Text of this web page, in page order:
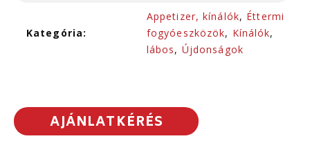
Kategória:
Appetizer, kínálók, Éttermi
fogyóeszközök, Kínálók,
lábos, Újdonságok
AJÁNLATKÉRÉS